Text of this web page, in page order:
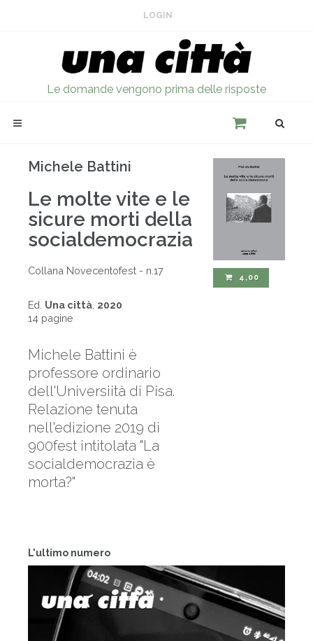
LOGIN
Le domande vengono prima delle risposte
L'ultimo numero
Michele Battini
Le molte vite e le
sicure morti della
socialdemocrazia
Collana Novecentofest - n.17
Ed. Una città 2020
14 pagine
Michele Battini è
professore ordinario
dell'Universiità di Pisa.
Relazione tenuta
nell'edizione 2019 di
900fest intitolata "La
socialdemocrazia è
morta?"
4,00